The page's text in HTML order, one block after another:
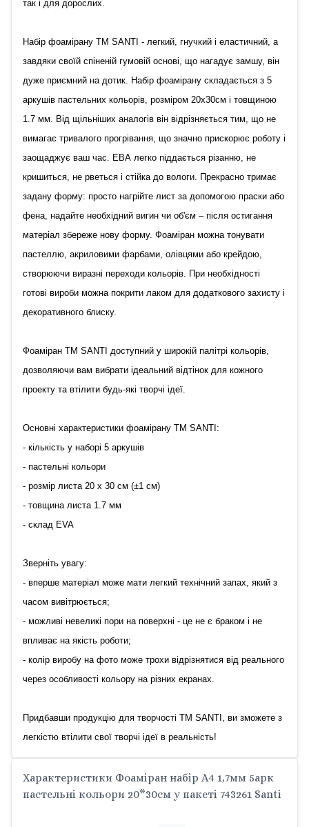
так і для дорослих.
Набір фоамірану ТМ SANTI - легкий, гнучкий і еластичний, а
завдяки своїй спіненій гумовій основі, що нагадує замшу, він
дуже приємний на дотик. Набір фоамірану складається з 5
аркушів пастельних кольорів, розміром 20х30см і товщиною
1.7 мм. Від щільніших аналогів він відрізняється тим, що не
вимагає тривалого прогрівання, що значно прискорює роботу і
заощаджує ваш час. ЕВА легко піддається різанню, не
кришиться, не рветься і стійка до вологи. Прекрасно тримає
задану форму: просто нагрійте лист за допомогою праски або
фена, надайте необхідний вигин чи об'єм – після остигання
матеріал збереже нову форму. Фоаміран можна тонувати
пастеллю, акриловими фарбами, олівцями або крейдою,
створюючи виразні переходи кольорів. При необхідності
готові вироби можна покрити лаком для додаткового захисту і
декоративного блиску.
Фоаміран TM SANTI доступний у широкій палітрі кольорів,
дозволяючи вам вибрати ідеальний відтінок для кожного
проекту та втілити будь-які творчі ідеї.
Основні характеристики фоамірану ТМ SANTI:
- кількість у наборі 5 аркушів
- пастельні кольори
- розмір листа 20 х 30 см (±1 см)
- товщина листа 1.7 мм
- склад EVA
Зверніть увагу:
- вперше матеріал може мати легкий технічний запах, який з
часом вивітрюється;
- можливі невеликі пори на поверхні - це не є браком і не
впливає на якість роботи;
- колір виробу на фото може трохи відрізнятися від реального
через особливості кольору на різних екранах.
Придбавши продукцію для творчості ТМ SANTI, ви зможете з
легкістю втілити свої творчі ідеї в реальність!
Характеристики Фоаміран набір А4 1,7мм 5арк
пастельні кольори 20*30см у пакеті 743261 Santi